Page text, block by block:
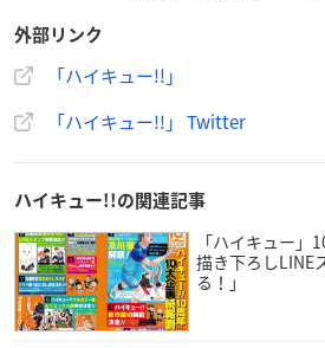
外部リンク
「ハイキュー!!」
「ハイキュー!!」 Twitter
ハイキュー!!の関連記事
「ハイキュー」
描き下ろしLINE
る！」